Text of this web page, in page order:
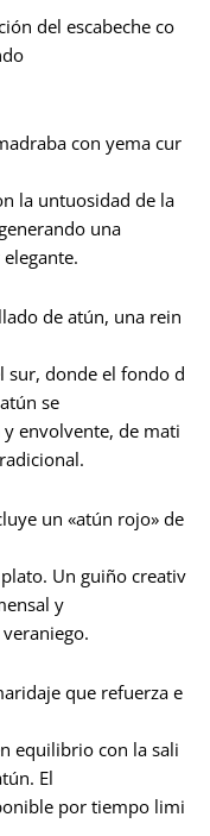
del escabeche co
con yema cur
la untuosidad de la
una
de atún, una rein
sur, donde el fondo d
se
envolvente, de mati
un «atún rojo» de
Un guiño creativ
y
que refuerza e
equilibrio con la sali
El
por tiempo limi